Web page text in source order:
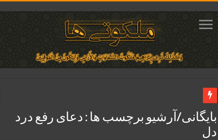
دعای ایجاد عشق و محبت آتشین در قلب معشوق | متن دعا، روش خواندن
ختم آیات ۲ و ۳ سوره طلاق برای افزایش رزق و روزی | روش ختم، متن آیات و فضیلت
بایگانی/آرشیو برچسب ها : دعای رفع درد
دل